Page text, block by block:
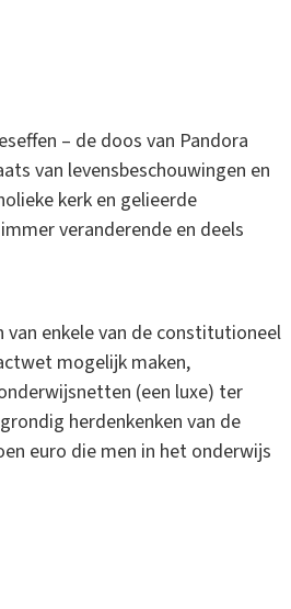
– de doos van Pandora
van levensbeschouwingen en
kerk en gelieerde
veranderende en deels
enkele van de constitutioneel
mogelijk maken,
(een luxe) ter
herdenkenken van de
euro die men in het onderwijs